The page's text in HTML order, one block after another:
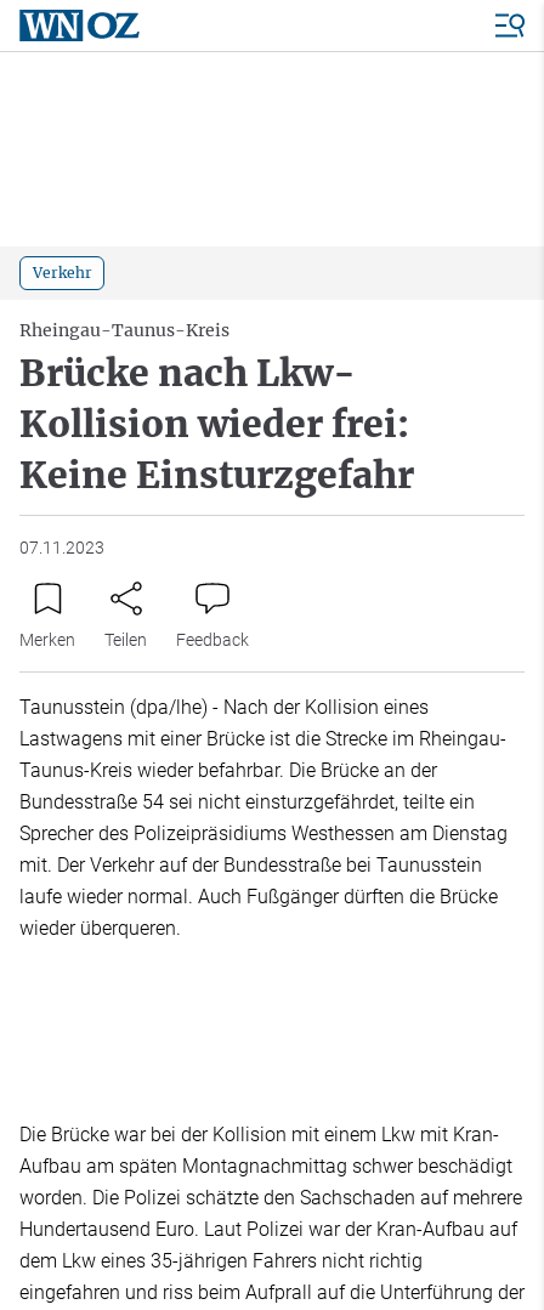
Verkehr
Rheingau-Taunus-Kreis
Brücke nach Lkw-
Kollision wieder frei:
Keine Einsturzgefahr
07.11.2023
Merken Teilen Feedback
Taunusstein (dpa/lhe) - Nach der Kollision eines
Lastwagens mit einer Brücke ist die Strecke im Rheingau-
Taunus-Kreis wieder befahrbar. Die Brücke an der
Bundesstraße 54 sei nicht einsturzgefährdet, teilte ein
Sprecher des Polizeipräsidiums Westhessen am Dienstag
mit. Der Verkehr auf der Bundesstraße bei Taunusstein
laufe wieder normal. Auch Fußgänger dürften die Brücke
wieder überqueren.
Die Brücke war bei der Kollision mit einem Lkw mit Kran-
Aufbau am späten Montagnachmittag schwer beschädigt
worden. Die Polizei schätzte den Sachschaden auf mehrere
Hundertausend Euro. Laut Polizei war der Kran-Aufbau auf
dem Lkw eines 35-jährigen Fahrers nicht richtig
eingefahren und riss beim Aufprall auf die Unterführung der